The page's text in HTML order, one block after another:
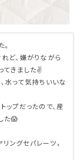
ど、嫌がりながら
てきました✌️
水って気持ちいいな
ップだったので、産
た😱
ングセパレーツ〟